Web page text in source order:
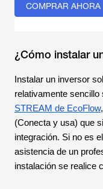
COMPRAR AHORA
¿Cómo instalar
Instalar un inversor
relativamente sencillo
STREAM de EcoFlow
(Conecta y usa) que
integración. Si no es
asistencia de un
instalación se realice